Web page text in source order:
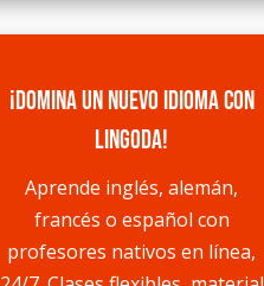
¡Domina un nuevo idioma con
Lingoda!
Aprende inglés, alemán,
francés o español con
profesores nativos en línea,